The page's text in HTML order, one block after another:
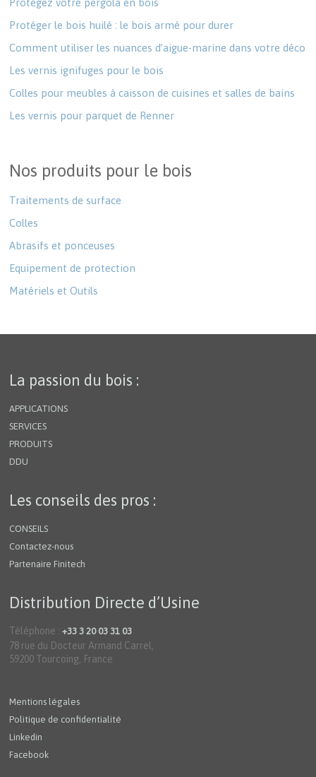
Protégez votre pergola en bois
Protéger le bois huilé : le bois armé pour durer
Comment utiliser les nuances d’aigue-marine dans votre déco
Les vernis ignifuges pour le bois
Colles pour meubles à caisson de cuisines et salles de bains
Les vernis pour parquet de Renner
Nos produits pour le bois
Traitements de surface
Colles
Abrasifs et ponceuses
Equipement de protection
Matériels et Outils
La passion du bois :
APPLICATIONS
SERVICES
PRODUITS
DDU
Les conseils des pros :
CONSEILS
Contactez-nous
Partenaire Finitech
Distribution Directe d’Usine
Téléphone :+33 3 20 03 31 03
78 rue du Docteur Armand Carrel,
59200 Tourcoing, France
Mentions légales
Politique de confidentialité
Linkedin
Facebook